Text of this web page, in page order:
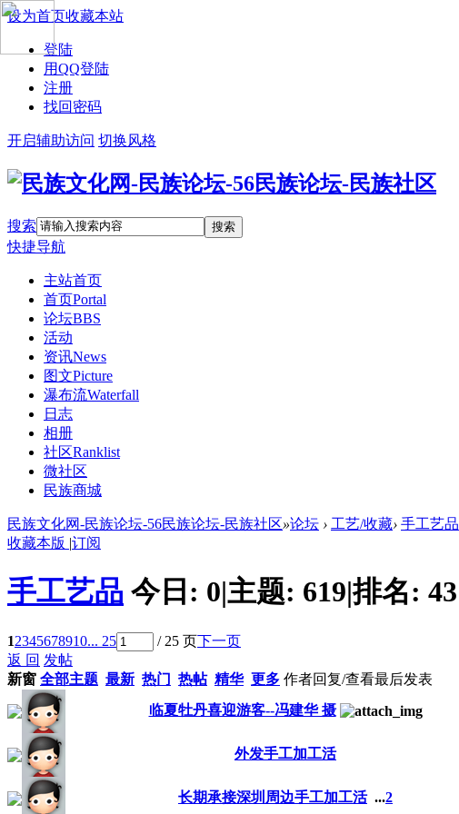
设为首页收藏本站
登陆
用QQ登陆
注册
找回密码
开启辅助访问 切换风格
搜索 搜索
快捷导航
主站首页
首页Portal
论坛BBS
活动
资讯News
图文Picture
瀑布流Waterfall
日志
相册
社区Ranklist
微社区
民族商城
民族文化网-民族论坛-56民族论坛-民族社区»论坛 › 工艺/收藏› 手工艺品
收藏本版 |订阅
手工艺品 今日: 0|主题: 619|排名: 43
12345678910... 25 / 25 页下一页
返 回 发帖
新窗 全部主题 最新 热门 热帖 精华 更多 作者回复/查看最后发表
临夏牡丹喜迎游客--冯建华 摄
外发手工加工活
长期承接深圳周边手工加工活 ...2